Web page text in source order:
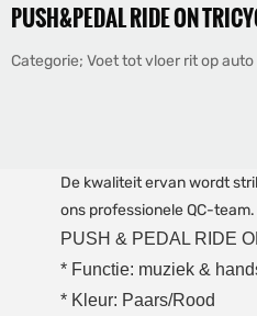
PUSH&PEDAL RIDE ON
Categorie; Voet tot vloer rit op auto
De kwaliteit ervan wordt
ons professionele QC-team.
PUSH & PEDAL RIDE
* Functie: muziek &
* Kleur: Paars/Rood